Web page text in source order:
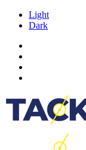
Light
Dark